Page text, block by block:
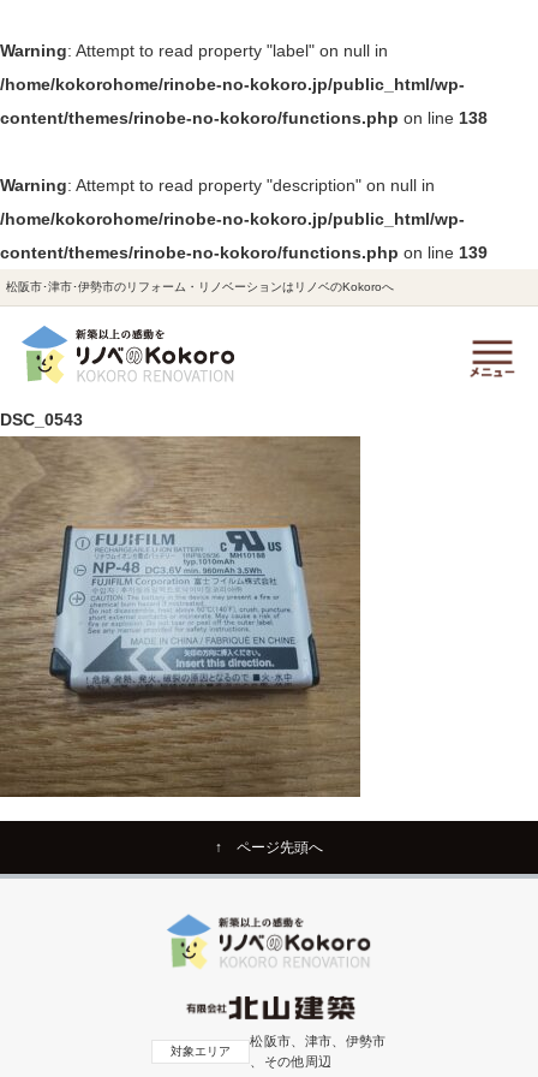
Warning: Attempt to read property "label" on null in
/home/kokorohome/rinobe-no-kokoro.jp/public_html/wp-
content/themes/rinobe-no-kokoro/functions.php on line 138
Warning: Attempt to read property "description" on null in
/home/kokorohome/rinobe-no-kokoro.jp/public_html/wp-
content/themes/rinobe-no-kokoro/functions.php on line 139
松阪市･津市･伊勢市のリフォーム・リノベーションはリノベのKokoroへ
DSC_0543
↑ ページ先頭へ
対象エリア
松阪市、津市、伊勢市
、その他周辺